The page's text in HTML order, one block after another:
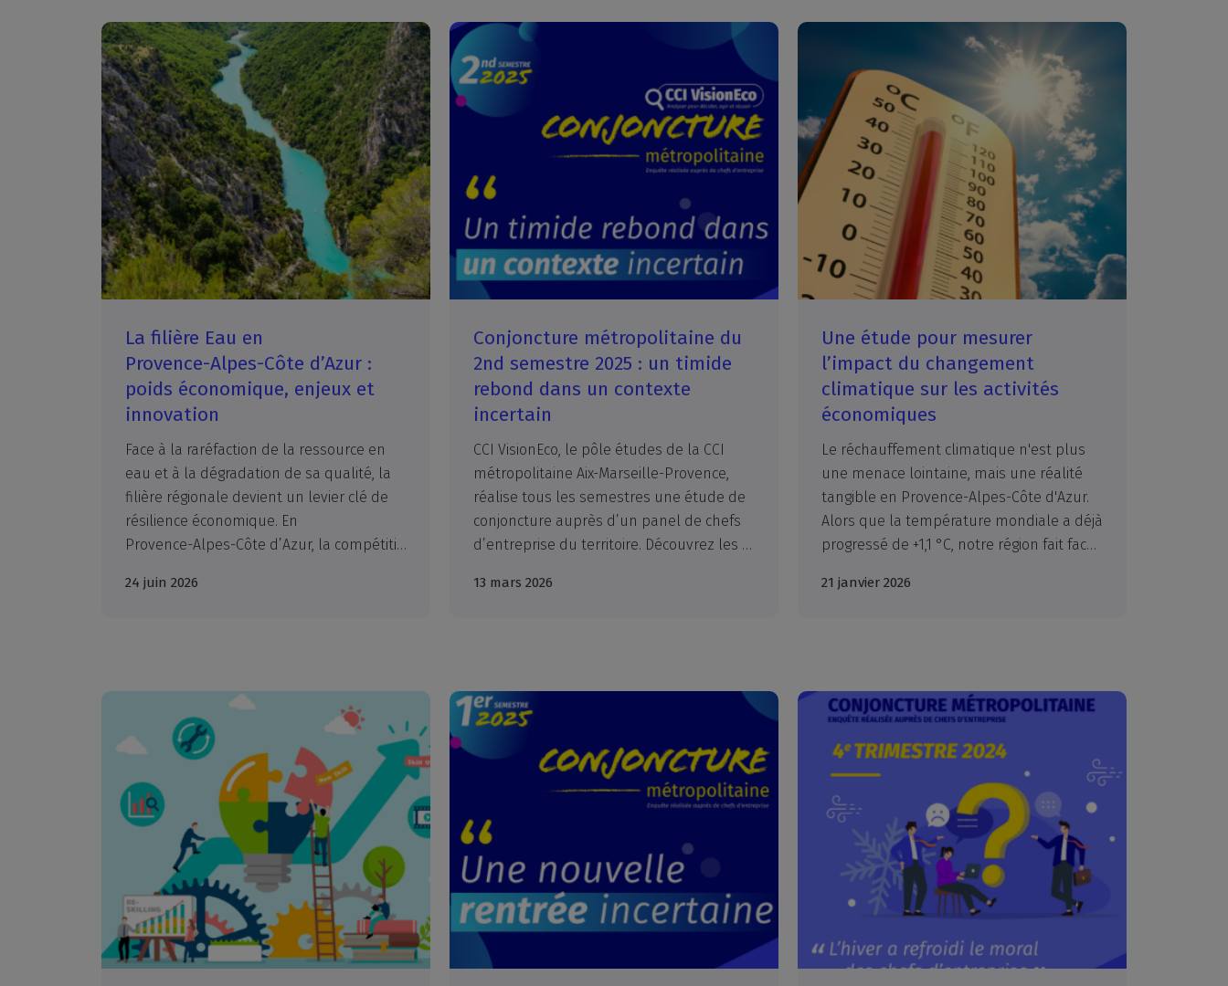
La filière Eau en
Provence-Alpes-Côte d’Azur :
poids économique, enjeux et
innovation
Face à la raréfaction de la ressource en
eau et à la dégradation de sa qualité, la
filière régionale devient un levier clé de
résilience économique. En
Provence-Alpes-Côte d’Azur, la compétitivité de nombreuses activités dépend déjà des solutions innovantes déployées par les acteurs de l’eau. Cette étude inédite en révèle le poids, les fragilités et le potentiel.
24 juin 2026
Conjoncture métropolitaine du
2nd semestre 2025 : un timide
rebond dans un contexte
incertain
CCI VisionEco, le pôle études de la CCI
métropolitaine Aix-Marseille-Provence,
réalise tous les semestres une étude de
conjoncture auprès d’un panel de chefs
d’entreprise du territoire. Découvrez les résultats pour le second semestre 2025.
13 mars 2026
Une étude pour mesurer
l’impact du changement
climatique sur les activités
économiques
Le réchauffement climatique n'est plus
une menace lointaine, mais une réalité
tangible en Provence-Alpes-Côte d'Azur.
Alors que la température mondiale a déjà
progressé de +1,1 °C, notre région fait face à une accélération alarmante des phénomènes extrêmes. Cette étude inédite, réalisée dans le cadre d’un partenariat entre la Région Provence-Alpes-Côte d’Azur et le réseau régional des CCI de Provence-Alpes-Côte d’Azur, décrypte les conséquences directes du climat sur l'économie régionale, l'emploi et nos modes de vie d'ici à 2050.
21 janvier 2026